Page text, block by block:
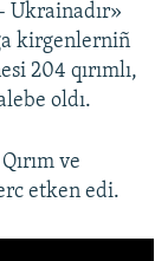
Ukrainadır»
kirgenlerniñ
204 qırımlı,
oldı.​
ve
etken edi.